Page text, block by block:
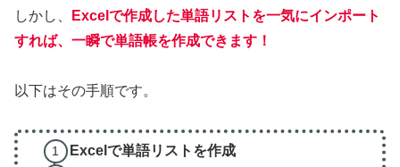
しかし、
Excelで作成した単語リストを一気にインポート
すれば、一瞬で単語帳を作成できます！
以下はその手順です。
Excelで単語リストを作成